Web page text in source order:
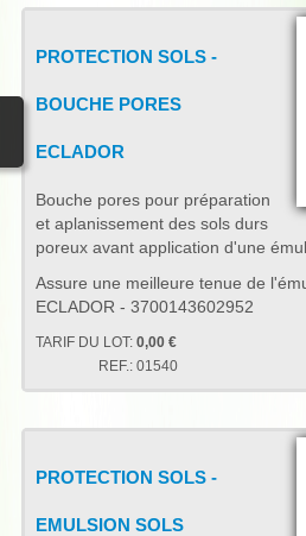
PROTECTION SOLS -
BOUCHE PORES
ECLADOR
Bouche pores pour préparation
et aplanissement des sols durs
poreux avant application d'une
Assure une meilleure tenue de
ECLADOR - 3700143602952
TARIF DU LOT: 0,00 €
REF.: 01540
PROTECTION SOLS -
EMULSION SOLS